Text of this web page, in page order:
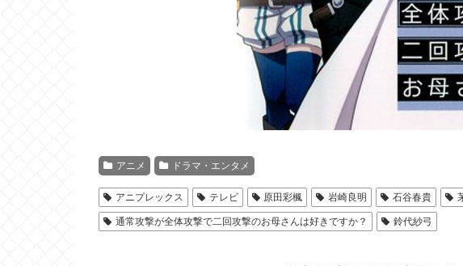
アニメ ドラマ・エンタメ
アニプレックス テレビ 原田彩楓 岩崎良明 石谷春貴
通常攻撃が全体攻撃で二回攻撃のお母さんは好きですか？ 鈴代紗弓